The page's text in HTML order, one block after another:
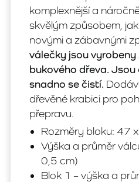
komplexnější a
skvělým způsobem,
novými a zábavnými
válečky jsou vyrobeny
bukového dřeva.
snadno se čistí.
dřevěné krabici pro
přepravu.
Rozměry bloku: 47
Výška a průměr
0,5 cm)
Blok 1 – výška a